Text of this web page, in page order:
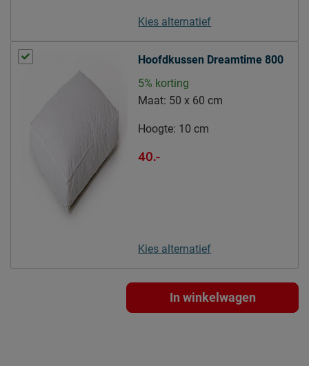
Kies alternatief
Hoofdkussen Dreamtime 800
5% korting
Maat: 50 x 60 cm
Hoogte: 10 cm
40.-
Kies alternatief
In winkelwagen